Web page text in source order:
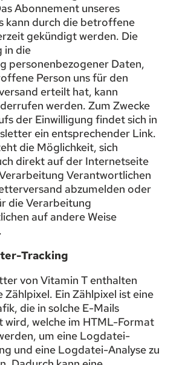
Abonnement unseres
kann durch die betroffene
gekündigt werden. Die
in die
personenbezogener Daten,
Person uns für den
erteilt hat, kann
werden. Zum Zwecke
der Einwilligung findet sich in
ein entsprechender Link.
die Möglichkeit, sich
direkt auf der Internetseite
Verantwortlichen
abzumelden oder
die Verarbeitung
auf andere Weise
Tracking
von Vitamin T enthalten
Zählpixel. Ein Zählpixel ist eine
die in solche E-Mails
wird, welche im HTML-Format
um eine Logdatei-
und eine Logdatei-Analyse zu